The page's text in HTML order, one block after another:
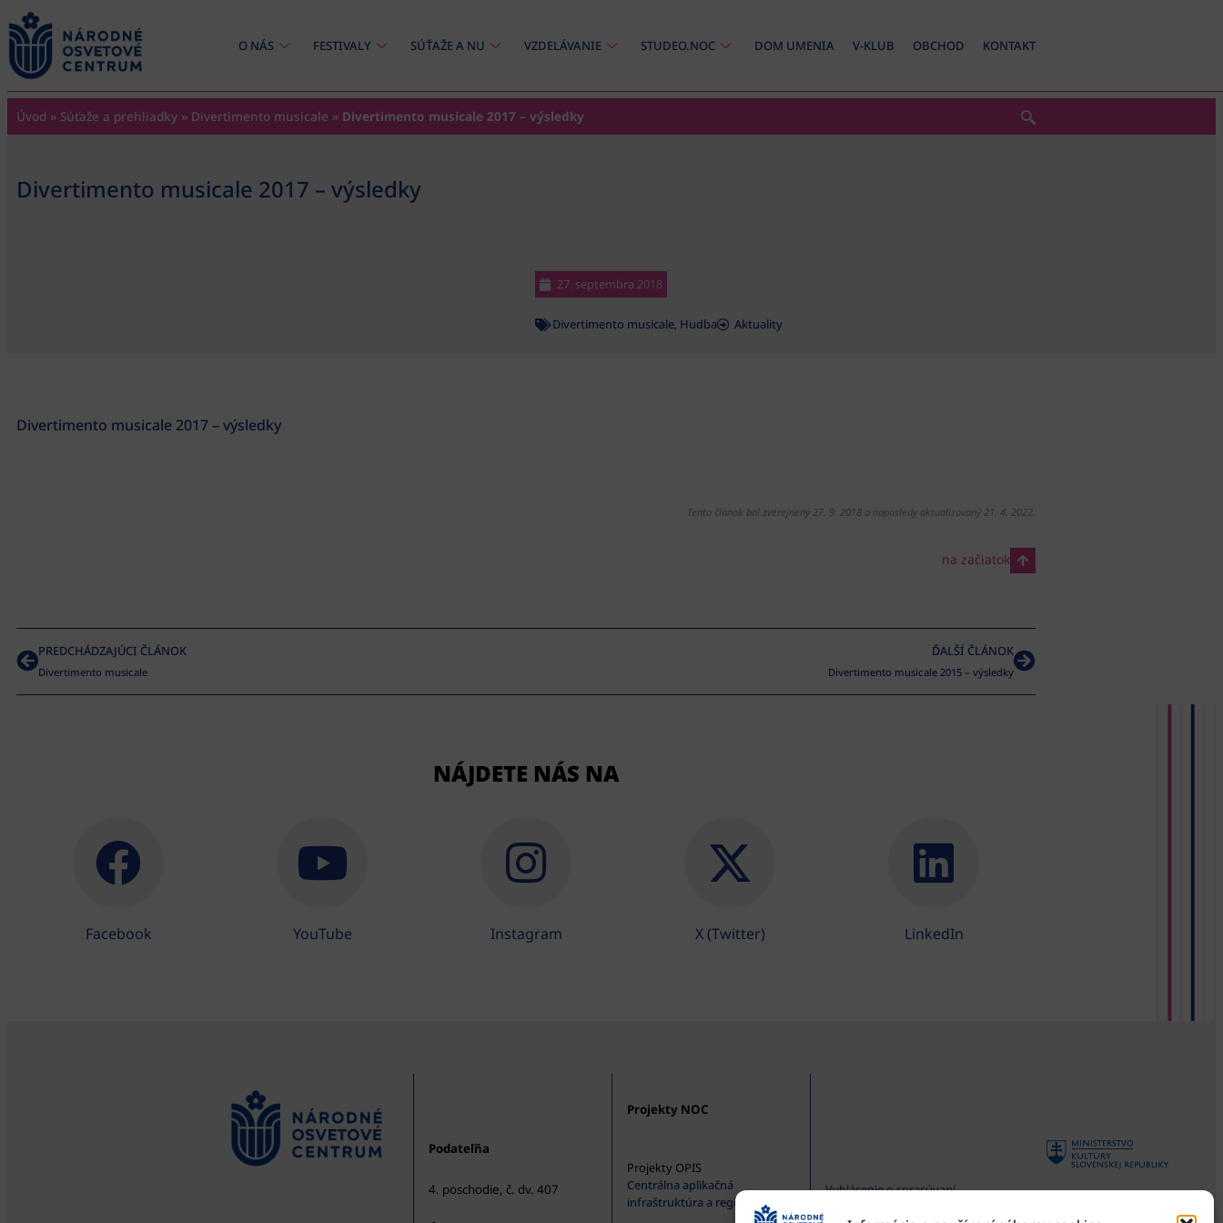
content
O NÁS FESTIVALY SÚŤAŽE A NU VZDELÁVANIE STUDEO.NOC DOM UMENIA V-KLUB OBCHOD KONTAKT
Úvod » Súťaže a prehliadky » Divertimento musicale » Divertimento musicale 2017 – výsledky
Divertimento musicale 2017 – výsledky
27. septembra 2018
Divertimento musicale, Hudba Aktuality
Divertimento musicale 2017 – výsledky
Tento článok bol zverejnený 27. 9. 2018 a naposledy aktualizovaný 21. 4. 2022.
na začiatok
PREDCHÁDZAJÚCI ČLÁNOK
Divertimento musicale
ĎALŠÍ ČLÁNOK
Divertimento musicale 2015 – výsledky
NÁJDETE NÁS NA
Facebook YouTube Instagram X (Twitter) LinkedIn
Podateľňa
4. poschodie, č. dv. 407
Projekty NOC
Projekty OPIS
Centrálna aplikačná
infraštruktúra a registratúra
Vyhlásenie o spracúvaní